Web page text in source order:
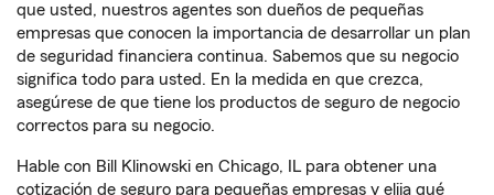
que usted, nuestros agentes son dueños de pequeñas
empresas que conocen la importancia de desarrollar un plan
de seguridad financiera continua. Sabemos que su negocio
significa todo para usted. En la medida en que crezca,
asegúrese de que tiene los productos de seguro de negocio
correctos para su negocio.
Hable con Bill Klinowski en Chicago, IL para obtener una
cotización de seguro para pequeñas empresas y elija qué